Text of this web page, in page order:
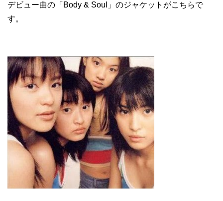
デビュー曲の「Body & Soul」のジャケットがこちらで
す。